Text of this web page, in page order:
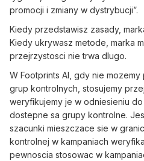
promocji i zmiany w dystrybucji”.
Kiedy przedstawisz zasady,
Kiedy ukrywasz metode, marka
przejrzystosci nie trwa dlugo.
W Footprints AI, gdy nie
grup kontrolnych, stosujemy
weryfikujemy je w odniesieniu
dostepne sa grupy kontrolne.
szacunki mieszczace sie w
kontrolnej w kampaniach
pewnoscia stosowac w